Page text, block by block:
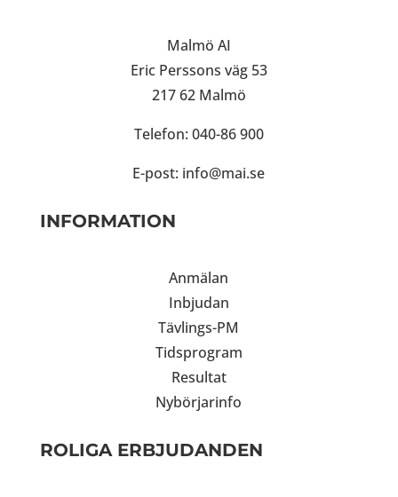
Malmö AI
Eric Perssons väg 53
217 62 Malmö
Telefon: 040-86 900
E-post: info@mai.se
INFORMATION
Anmälan
Inbjudan
Tävlings-PM
Tidsprogram
Resultat
Nybörjarinfo
ROLIGA ERBJUDANDEN